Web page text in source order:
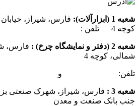
شعبه 1 (ابزارآلات):
فارس، شیراز،
کوچه 4 تلفن :
شعبه 2 (دفتر و نمایشگاه چرخ) :
فارس،
شمالی، کوچه 4
تلفن: و
شعبه 3 :
فارس، شیراز، شهرک صنعتی
جنب بانک صنعت و معدن